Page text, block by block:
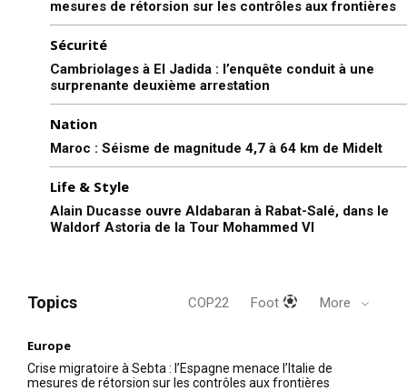
mesures de rétorsion sur les contrôles aux frontières
Sécurité
Cambriolages à El Jadida : l’enquête conduit à une
surprenante deuxième arrestation
Nation
Maroc : Séisme de magnitude 4,7 à 64 km de Midelt
Life & Style
Alain Ducasse ouvre Aldabaran à Rabat-Salé, dans le
Waldorf Astoria de la Tour Mohammed VI
Topics COP22 Foot More
Europe
Crise migratoire à Sebta : l’Espagne menace l’Italie de
mesures de rétorsion sur les contrôles aux frontières